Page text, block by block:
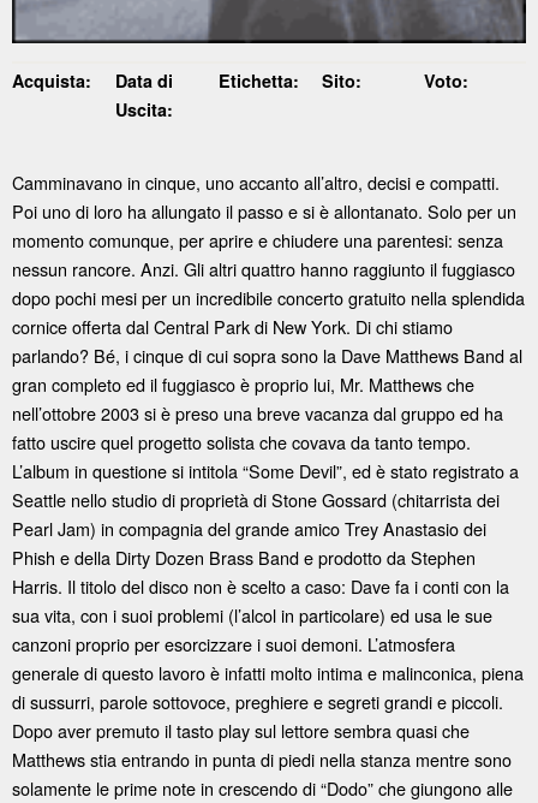
Acquista:
Data di
Uscita:
Etichetta: Sito: Voto:
Camminavano in cinque, uno accanto all’altro, decisi e compatti.
Poi uno di loro ha allungato il passo e si è allontanato. Solo per un
momento comunque, per aprire e chiudere una parentesi: senza
nessun rancore. Anzi. Gli altri quattro hanno raggiunto il fuggiasco
dopo pochi mesi per un incredibile concerto gratuito nella splendida
cornice offerta dal Central Park di New York. Di chi stiamo
parlando? Bé, i cinque di cui sopra sono la Dave Matthews Band al
gran completo ed il fuggiasco è proprio lui, Mr. Matthews che
nell’ottobre 2003 si è preso una breve vacanza dal gruppo ed ha
fatto uscire quel progetto solista che covava da tanto tempo.
L’album in questione si intitola “Some Devil”, ed è stato registrato a
Seattle nello studio di proprietà di Stone Gossard (chitarrista dei
Pearl Jam) in compagnia del grande amico Trey Anastasio dei
Phish e della Dirty Dozen Brass Band e prodotto da Stephen
Harris. Il titolo del disco non è scelto a caso: Dave fa i conti con la
sua vita, con i suoi problemi (l’alcol in particolare) ed usa le sue
canzoni proprio per esorcizzare i suoi demoni. L’atmosfera
generale di questo lavoro è infatti molto intima e malinconica, piena
di sussurri, parole sottovoce, preghiere e segreti grandi e piccoli.
Dopo aver premuto il tasto play sul lettore sembra quasi che
Matthews stia entrando in punta di piedi nella stanza mentre sono
solamente le prime note in crescendo di “Dodo” che giungono alle